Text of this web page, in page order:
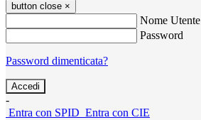
button close ×
Nome Utente
Password
Password dimenticata?
-
Entra con SPID Entra con CIE